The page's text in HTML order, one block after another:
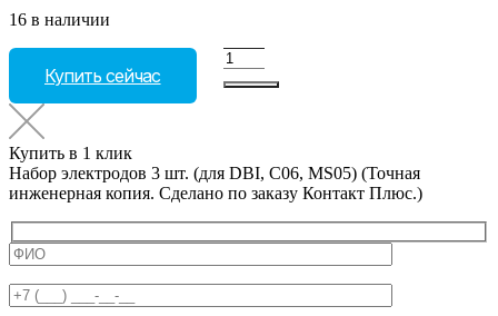
16 в наличии
Купить сейчас
Количество
(для
DBI,
MS05)
Купить в 1 клик
Набор электродов 3 шт. (для DBI, C06, MS05) (Точная
инженерная копия. Cделано по заказу Контакт Плюс.)